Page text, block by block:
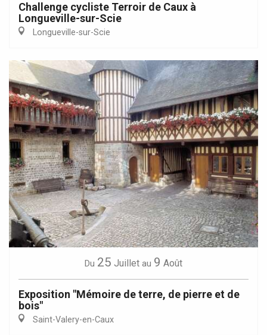
Challenge cycliste Terroir de Caux à
Longueville-sur-Scie
Longueville-sur-Scie
Du 25 Juillet au 9 Août
Exposition "Mémoire de terre, de pierre et de
bois"
Saint-Valery-en-Caux